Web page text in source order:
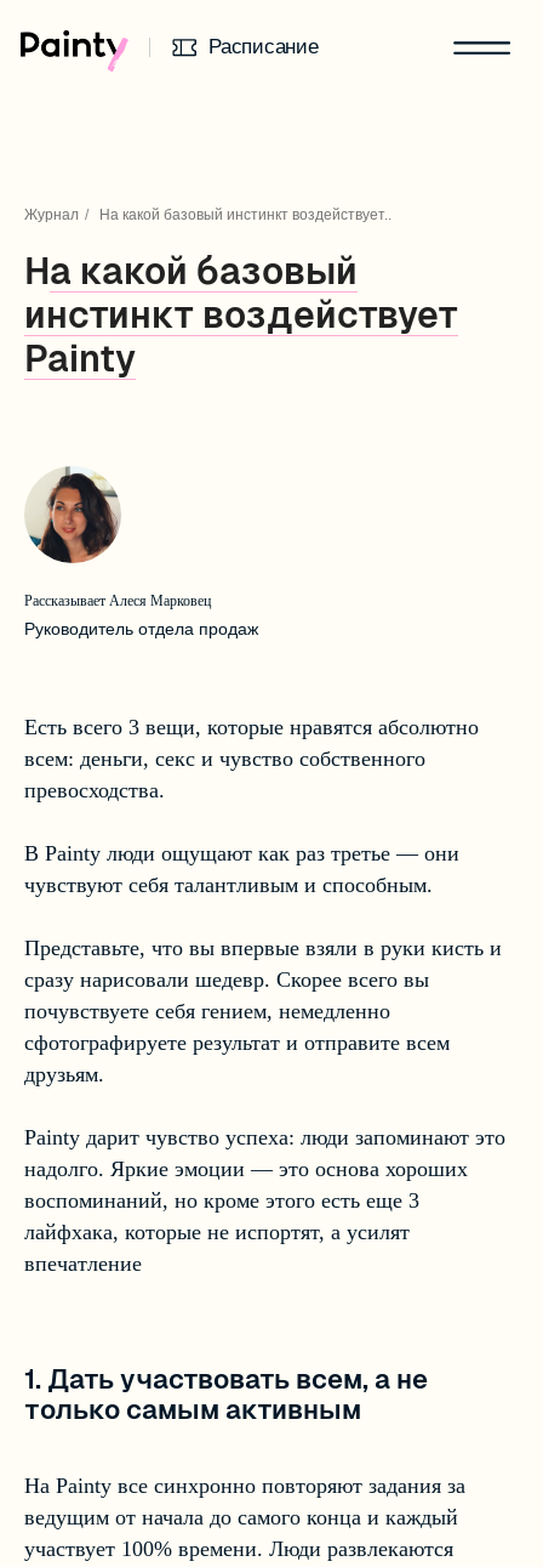
Журнал / На какой базовый инстинкт воздействует..
На какой базовый
инстинкт воздействует
Painty
Рассказывает Алеся Марковец
Руководитель отдела продаж
Есть всего 3 вещи, которые нравятся абсолютно
всем: деньги, секс и чувство собственного
превосходства.
В Painty люди ощущают как раз третье — они
чувствуют себя талантливым и способным.
Представьте, что вы впервые взяли в руки кисть и
сразу нарисовали шедевр. Скорее всего вы
почувствуете себя гением, немедленно
сфотографируете результат и отправите всем
друзьям.
Painty дарит чувство успеха: люди запоминают это
надолго. Яркие эмоции — это основа хороших
воспоминаний, но кроме этого есть еще 3
лайфхака, которые не испортят, а усилят
впечатление
1. Дать участвовать всем, а не
только самым активным
На Painty все синхронно повторяют задания за
ведущим от начала до самого конца и каждый
участвует 100% времени. Люди развлекаются